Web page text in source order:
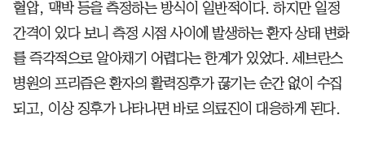
혈압, 맥박 등을 측정하는 방식이 일반적이다. 하지만 일정
간격이 있다 보니 측정 시점 사이에 발생하는 환자 상태 변화
를 즉각적으로 알아채기 어렵다는 한계가 있었다. 세브란스
병원의 프리즘은 환자의 활력징후가 끊기는 순간 없이 수집
되고, 이상 징후가 나타나면 바로 의료진이 대응하게 된다.